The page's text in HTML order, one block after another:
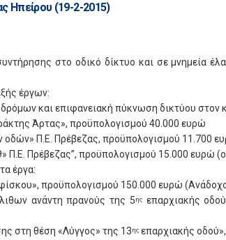
Ηπείρου (19-2-2015)
στο οδικό δίκτυο και σε μνημεία
έργων:
και επιφανειακή πύκνωση δικτύου στον
Άρτας», προϋπολογισμού 40.000 ευρώ
οδών» Π.Ε. Πρέβεζας, προϋπολογισμού 11.700
Πρέβεζας”, προϋπολογισμού 15.000 ευρώ
έργα:
προϋπολογισμού 150.000 ευρώ
ανάντη πρανούς της 5 ηςεπαρχιακής
στη θέση «Λύγγος» της 13 ης επαρχιακής